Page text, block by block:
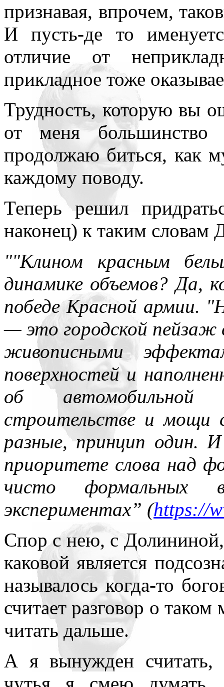
признавая, впрочем,
И пусть-де то
отличие от
прикладное тоже
Трудность, которую вы
от меня большинство
продолжаю биться, как
каждому поводу.
Теперь решил
наконец) к таким словам
""Клином красным
динамике объемов? Да,
победе Красной армии.
— это городской пейзаж
живописными
поверхностей и
об автомобильной
строительстве и мощи
разные, принцип один.
приоритете слова над
чисто формальных
экспериментах” (https://
Спор с нею, с Долининой,
каковой является
называлось когда-то
считает разговор о
читать дальше.
А я вынужден считать,